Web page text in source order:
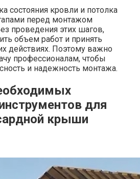
состояния кровли и потолка
перед монтажом
проведения этих шагов,
объем работ и принять
действиях. Поэтому важно
профессионалам, чтобы
и надежность монтажа.
для
крыши